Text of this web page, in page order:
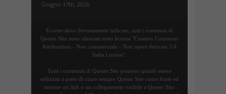
Giugno 17th, 2026
Eccetto dove diversamente indicato, tutti i contenuti di
Questo Sito sono rilasciati sotto licenza "Creative Commons
Attribuzione - Non commerciale - Non opere derivate 3.0
Italia License".
Tutti i contenuti di Questo Sito possono quindi essere
utilizzati a patto di citare sempre Questo Sito come fonte ed
inserire un link o un collegamento visibile a Questo Sito